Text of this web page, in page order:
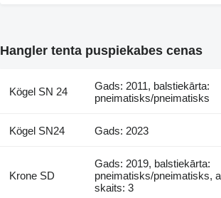
Hangler tenta puspiekabes cenas
Kögel SN 24
Gads: 2011, balstiekārta:
pneimatisks/pneimatisks
Kögel SN24 Gads: 2023
Krone SD
Gads: 2019, balstiekārta:
pneimatisks/pneimatisks,
skaits: 3